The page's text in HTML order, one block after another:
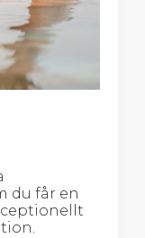
du får en